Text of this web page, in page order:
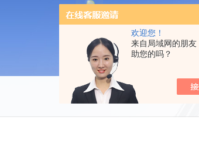
欢迎您！
来自局域网的朋
助您的吗？